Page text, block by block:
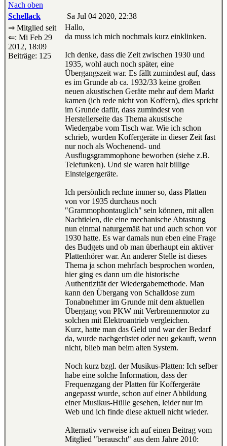
Nach oben
Schellack
Sa Jul 04 2020, 22:38
⇒ Mitglied seit
⇐: Mi Feb 29
2012, 18:09
Beiträge: 125
Hallo,
da muss ich mich nochmals kurz einklinken.
Ich denke, dass die Zeit zwischen 1930 und
1935, wohl auch noch später, eine
Übergangszeit war. Es fällt zumindest auf, dass
es im Grunde ab ca. 1932/33 keine großen
neuen akustischen Geräte mehr auf dem Markt
kamen (ich rede nicht von Koffern), dies spricht
im Grunde dafür, dass zumindest von
Herstellerseite das Thema akustische
Wiedergabe vom Tisch war. Wie ich schon
schrieb, wurden Koffergeräte in dieser Zeit fast
nur noch als Wochenend- und
Ausflugsgrammophone beworben (siehe z.B.
Telefunken). Und sie waren halt billige
Einsteigergeräte.
Ich persönlich rechne immer so, dass Platten
von vor 1935 durchaus noch
"Grammophontauglich" sein können, mit allen
Nachtielen, die eine mechanische Abtastung
nun einmal naturgemäß hat und auch schon vor
1930 hatte. Es war damals nun eben eine Frage
des Budgets und ob man überhaupt ein aktiver
Plattenhörer war. An anderer Stelle ist dieses
Thema ja schon mehrfach besprochen worden,
hier ging es dann um die historische
Authentizität der Wiedergabemethode. Man
kann den Übergang von Schalldose zum
Tonabnehmer im Grunde mit dem aktuellen
Übergang von PKW mit Verbrennermotor zu
solchen mit Elektroantrieb vergleichen.
Kurz, hatte man das Geld und war der Bedarf
da, wurde nachgerüstet oder neu gekauft, wenn
nicht, blieb man beim alten System.
Noch kurz bzgl. der Musikus-Platten: Ich selber
habe eine solche Information, dass der
Frequenzgang der Platten für Koffergeräte
angepasst wurde, schon auf einer Abbildung
einer Musikus-Hülle gesehen, leider nur im
Web und ich finde diese aktuell nicht wieder.
Alternativ verweise ich auf einen Beitrag vom
Mitglied "berauscht" aus dem Jahre 2010: